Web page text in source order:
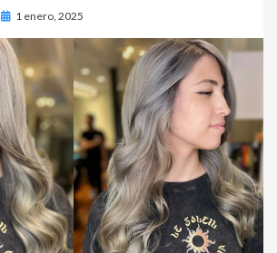
Publicado
1 enero, 2025